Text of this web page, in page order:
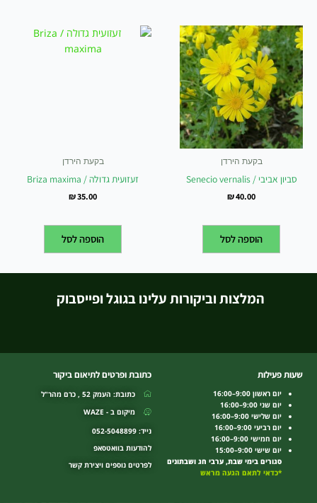
בקעת הירדן
סביון אביבי / Senecio vernalis
₪40.00
הוספה לסל
בקעת הירדן
זעזועית גדולה / Briza maxima
₪35.00
הוספה לסל
המלצות וביקורות עלינו בגוגל ופייסבוק
שעות פעילות
יום ראשון 9:00–16:00
יום שני 9:00–16:00
יום שלישי 9:00–16:00
יום רביעי 9:00–16:00
יום חמישי 9:00–16:00
יום שישי 9:00–15:00
סגורים בימי שבת, ערבי חג ושבתונים
*כדאי לתאם הגעה מראש
כתובת ופרטים לתיאום ביקור
כתובת: העמק 52 , כרם מהר"ל
מיקום ב - WAZE
נייד: 052-5048899
להודעות בוואטסאפ
לפרטים נוספים ויצירת קשר